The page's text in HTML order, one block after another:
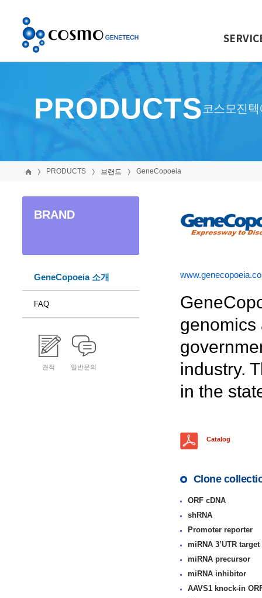
PRODUCTS 코스모진
PRODUCTS 브랜드 GeneCopoeia
BRAND
GeneCopoeia 소개
FAQ
견적 일반문의
genomics
industry.
in the
Catalog
Clone
ORF cDNA
shRNA
Promoter reporter
miRNA 3’UTR target
miRNA precursor
miRNA inhibitor
AAVS1 knock-in